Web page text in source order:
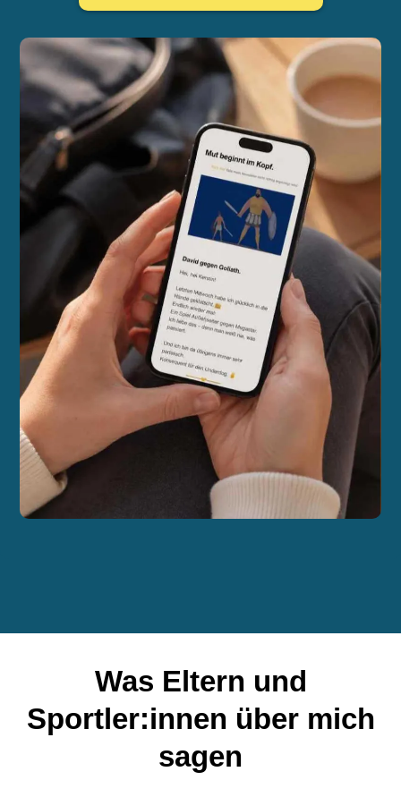
Was Eltern und
Sportler:innen über mich
sagen